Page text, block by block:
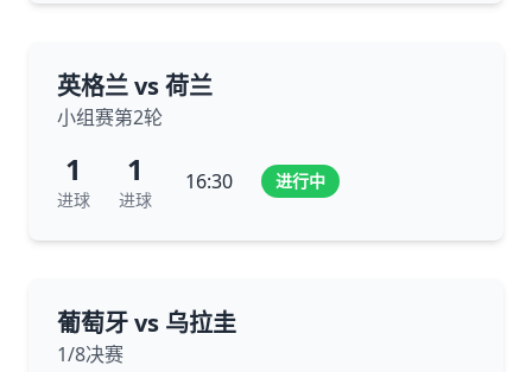
英格兰 vs 荷兰
小组赛第2轮
1
进球
1
进球
16:30 进行中
葡萄牙 vs 乌拉圭
1/8决赛